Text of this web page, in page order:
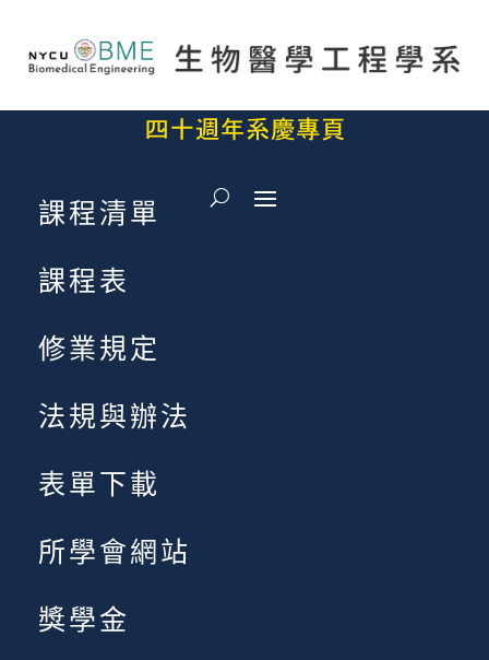
課程清單
課程表
修業規定
法規與辦法
表單下載
所學會網站
獎學金